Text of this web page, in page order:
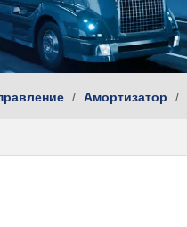
/ Амортизатор /